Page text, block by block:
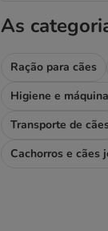
As
Ração para cães
Transporte de
Cachorros e cães